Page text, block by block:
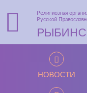
Религиозная
Русской
НОВОСТИ